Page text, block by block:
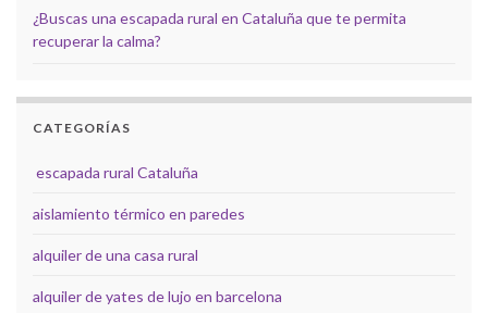
¿Buscas una escapada rural en Cataluña que te permita
recuperar la calma?
CATEGORÍAS
escapada rural Cataluña
aislamiento térmico en paredes
alquiler de una casa rural
alquiler de yates de lujo en barcelona